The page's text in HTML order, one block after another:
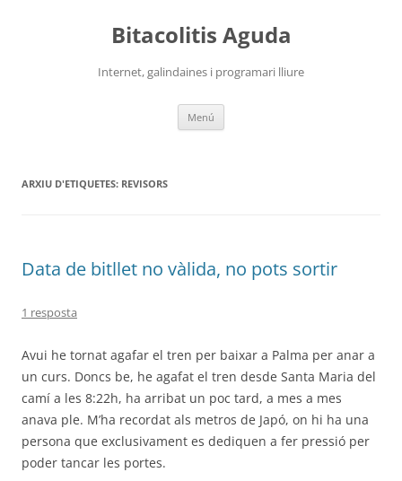
Bitacolitis Aguda
Internet, galindaines i programari lliure
Menú
ARXIU D'ETIQUETES: REVISORS
Data de bitllet no vàlida, no pots sortir
1 resposta
Avui he tornat agafar el tren per baixar a Palma per anar a
un curs. Doncs be, he agafat el tren desde Santa Maria del
camí a les 8:22h, ha arribat un poc tard, a mes a mes
anava ple. M’ha recordat als metros de Japó, on hi ha una
persona que exclusivament es dediquen a fer pressió per
poder tancar les portes.